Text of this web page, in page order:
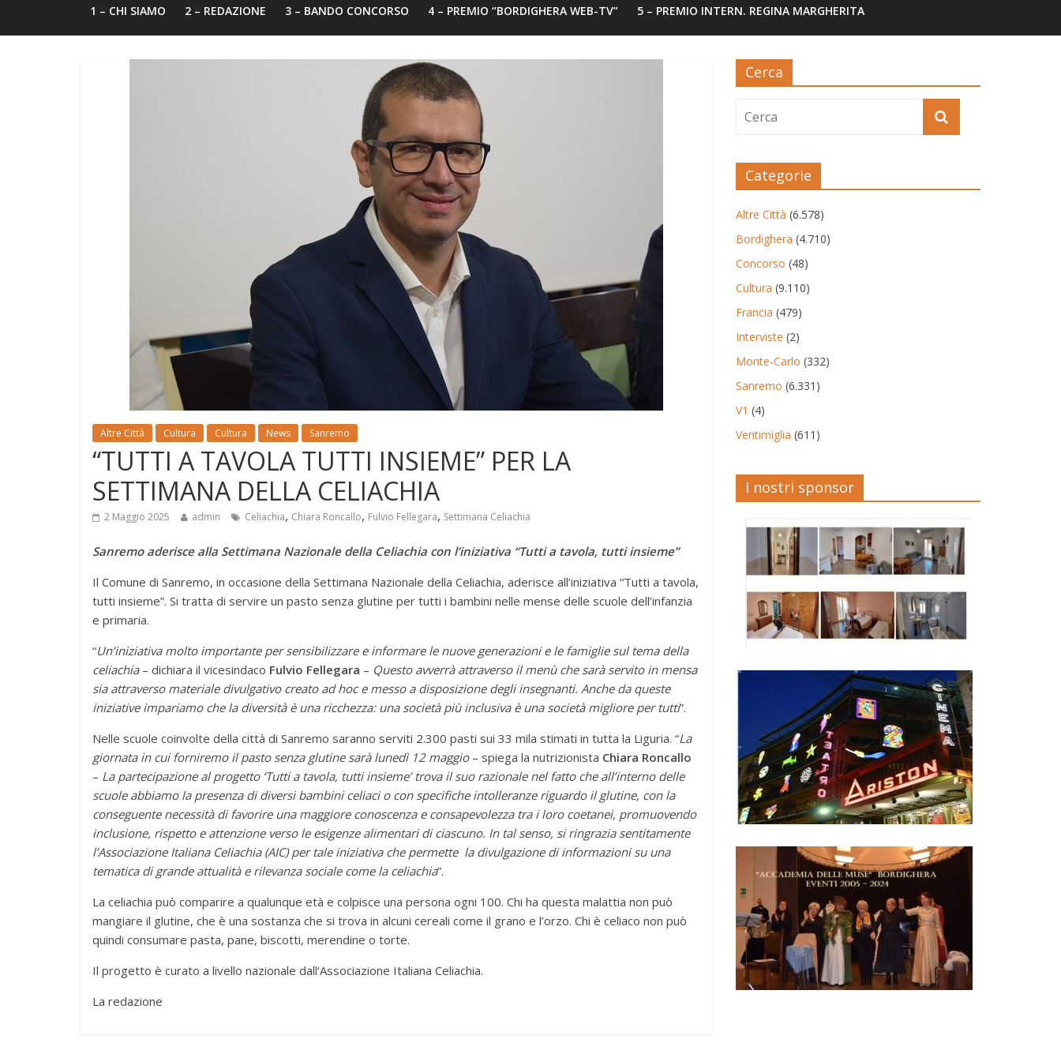
1 – CHI SIAMO 2 – REDAZIONE 3 – BANDO CONCORSO 4 – PREMIO “BORDIGHERA WEB-TV” 5 – PREMIO INTERN. REGINA MARGHERITA
Altre Città Cultura Cultura News Sanremo
“TUTTI A TAVOLA TUTTI INSIEME” PER LA
SETTIMANA DELLA CELIACHIA
2 Maggio 2025 admin Celiachia, Chiara Roncallo, Fulvio Fellegara, Settimana Celiachia
Sanremo aderisce alla Settimana Nazionale della Celiachia con l’iniziativa “Tutti a tavola, tutti insieme”
Il Comune di Sanremo, in occasione della Settimana Nazionale della Celiachia, aderisce all’iniziativa “Tutti a tavola,
tutti insieme”. Si tratta di servire un pasto senza glutine per tutti i bambini nelle mense delle scuole dell’infanzia
e primaria.
“Un’iniziativa molto importante per sensibilizzare e informare le nuove generazioni e le famiglie sul tema della
celiachia– dichiara il vicesindaco Fulvio Fellegara – Questo avverrà attraverso il menù che sarà servito in mensa
sia attraverso materiale divulgativo creato ad hoc e messo a disposizione degli insegnanti. Anche da queste
iniziative impariamo che la diversità è una ricchezza: una società più inclusiva è una società migliore per tutti”.
Nelle scuole coinvolte della città di Sanremo saranno serviti 2.300 pasti sui 33 mila stimati in tutta la Liguria. “La
giornata in cui forniremo il pasto senza glutine sarà lunedì 12 maggio– spiega la nutrizionista Chiara Roncallo
– La partecipazione al progetto ‘Tutti a tavola, tutti insieme’ trova il suo razionale nel fatto che all’interno delle
scuole abbiamo la presenza di diversi bambini celiaci o con specifiche intolleranze riguardo il glutine, con la
conseguente necessità di favorire una maggiore conoscenza e consapevolezza tra i loro coetanei, promuovendo
inclusione, rispetto e attenzione verso le esigenze alimentari di ciascuno. In tal senso, si ringrazia sentitamente
l’Associazione Italiana Celiachia (AIC) per tale iniziativa che permette la divulgazione di informazioni su una
tematica di grande attualità e rilevanza sociale come la celiachia”.
La celiachia può comparire a qualunque età e colpisce una persona ogni 100. Chi ha questa malattia non può
mangiare il glutine, che è una sostanza che si trova in alcuni cereali come il grano e l’orzo. Chi è celiaco non può
quindi consumare pasta, pane, biscotti, merendine o torte.
Il progetto è curato a livello nazionale dall’Associazione Italiana Celiachia.
La redazione
Cerca
Categorie
Altre Città (6.578)
Bordighera (4.710)
Concorso (48)
Cultura (9.110)
Francia (479)
Interviste (2)
Monte-Carlo (332)
Sanremo (6.331)
V1 (4)
Ventimiglia (611)
I nostri sponsor